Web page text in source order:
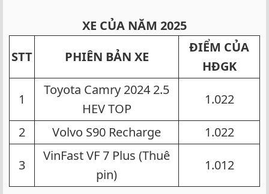
XE CỦA NĂM 2025
STT
PHIÊN BẢN XE
ĐIỂM CỦA
HĐGK
1​
Toyota Camry 2024 2.5
HEV TOP​
1.022​
2​ Volvo S90 Recharge​ 1.022​
3​
VinFast VF 7 Plus (Thuê
pin)​
1.012​